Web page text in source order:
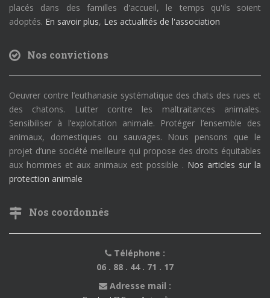
placés dans des familles d'accueil, le temps qu'ils soient
adoptés. En savoir plus, Les actualités de l'association
Nos convictions
Oeuvrer contre l’euthanasie systématique des chats des rues et
des chatons. Lutter contre les maltraitances animales.
Sensibiliser à l’exploitation animale. Protéger l’ensemble des
animaux, domestiques ou sauvages. Nous pensons que le
projet d’une société meilleure qui propose des droits équitables
aux hommes et aux animaux est possible . Nos articles sur la
protection animale
Nos coordonnés
Téléphone :
06 . 88 . 44 . 71 . 17
Adresse mail :